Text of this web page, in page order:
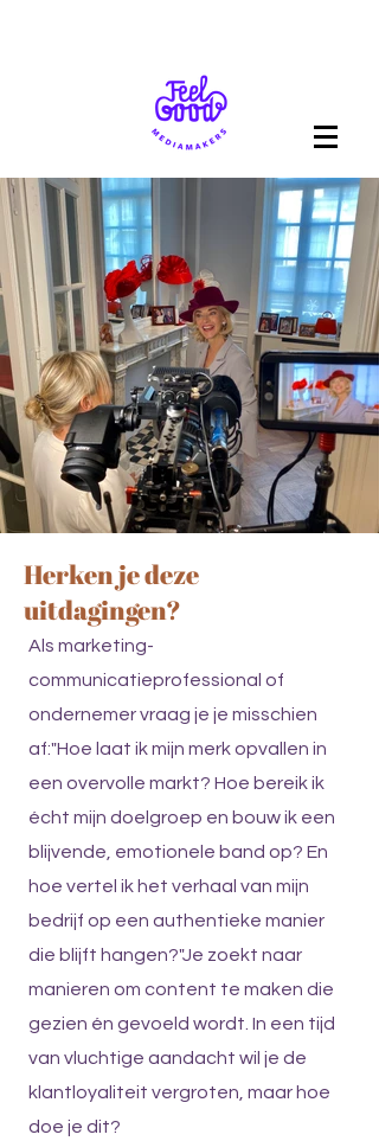
Herken je deze
uitdagingen?
​Als marketing-
communicatieprofessional of
ondernemer vraag je je misschien
af:"Hoe laat ik mijn merk opvallen in
een overvolle markt? Hoe bereik ik
écht mijn doelgroep en bouw ik een
blijvende, emotionele band op? En
hoe vertel ik het verhaal van mijn
bedrijf op een authentieke manier
die blijft hangen?"Je zoekt naar
manieren om content te maken die
gezien én gevoeld wordt. In een tijd
van vluchtige aandacht wil je de
klantloyaliteit vergroten, maar hoe
doe je dit?